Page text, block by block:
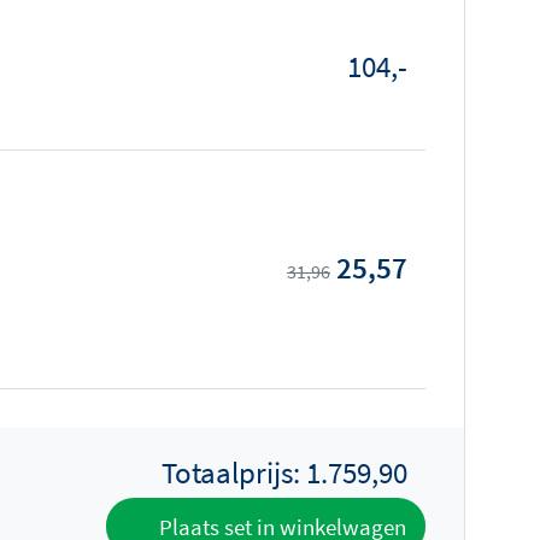
104,-
31,96 25,57
Totaalprijs: 1.759,90
Plaats set in winkelwagen